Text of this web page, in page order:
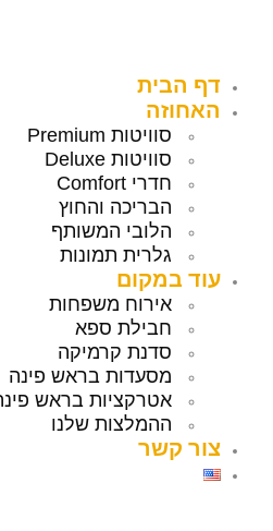
דף הבית
האחוזה
סוויטות Premium
סוויטות Deluxe
חדרי Comfort
הבריכה והחוץ
הלובי המשותף
גלרית תמונות
עוד במקום
אירוח משפחות
חבילת ספא
סדנת קרמיקה
מסעדות בראש פינה
אטרקציות בראש פינה
ההמלצות שלנו
צור קשר